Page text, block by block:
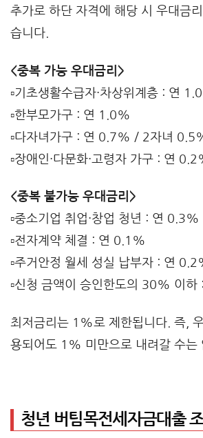
추가로 하단 자격에 해당 시 우대금
습니다.
<중복 가능 우대금리>
▫️기초생활수급자·차상위계층 : 연
▫️한부모가구 : 연 1.0%
▫️다자녀가구 : 연 0.7% / 2자녀
▫️장애인·다문화·고령자 가구 : 연
<중복 불가능 우대금리>
▫️중소기업 취업·창업 청년 : 연 0.3%
▫️전자계약 체결 : 연 0.1%
▫️주거안정 월세 성실 납부자 : 연
▫️신청 금액이 승인한도의 30% 이
최저금리는 1%로 제한됩니다. 즉,
용되어도 1% 미만으로 내려갈 수는
청년 버팀목전세자금대출